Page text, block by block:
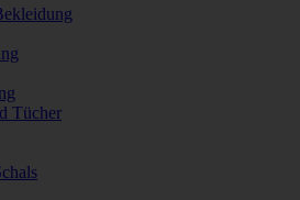
Tücher